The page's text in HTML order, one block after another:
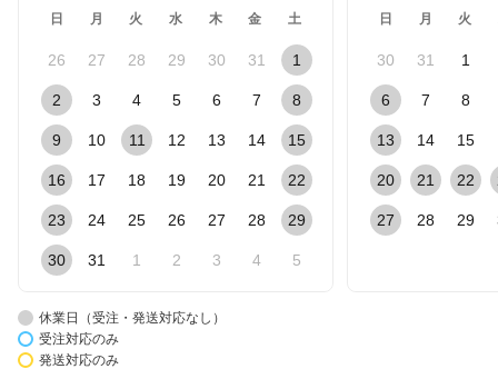
日 月 火 水 木 金 土
26 27 28 29 30 31 1
2 3 4 5 6 7 8
9 10 11 12 13 14 15
16 17 18 19 20 21 22
23 24 25 26 27 28 29
30 31 1 2 3 4 5
日 月 火
30 31 1
6 7 8
13 14 15
20 21 22
27 28 29
休業日（受注・発送対応なし）
受注対応のみ
発送対応のみ